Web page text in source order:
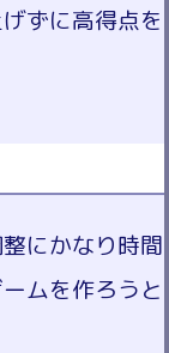
ずに高得点を
にかなり時間
ムを作ろうと